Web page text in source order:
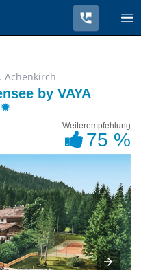
Achenkirch
by VAYA
Weiterempfehlung
75 %